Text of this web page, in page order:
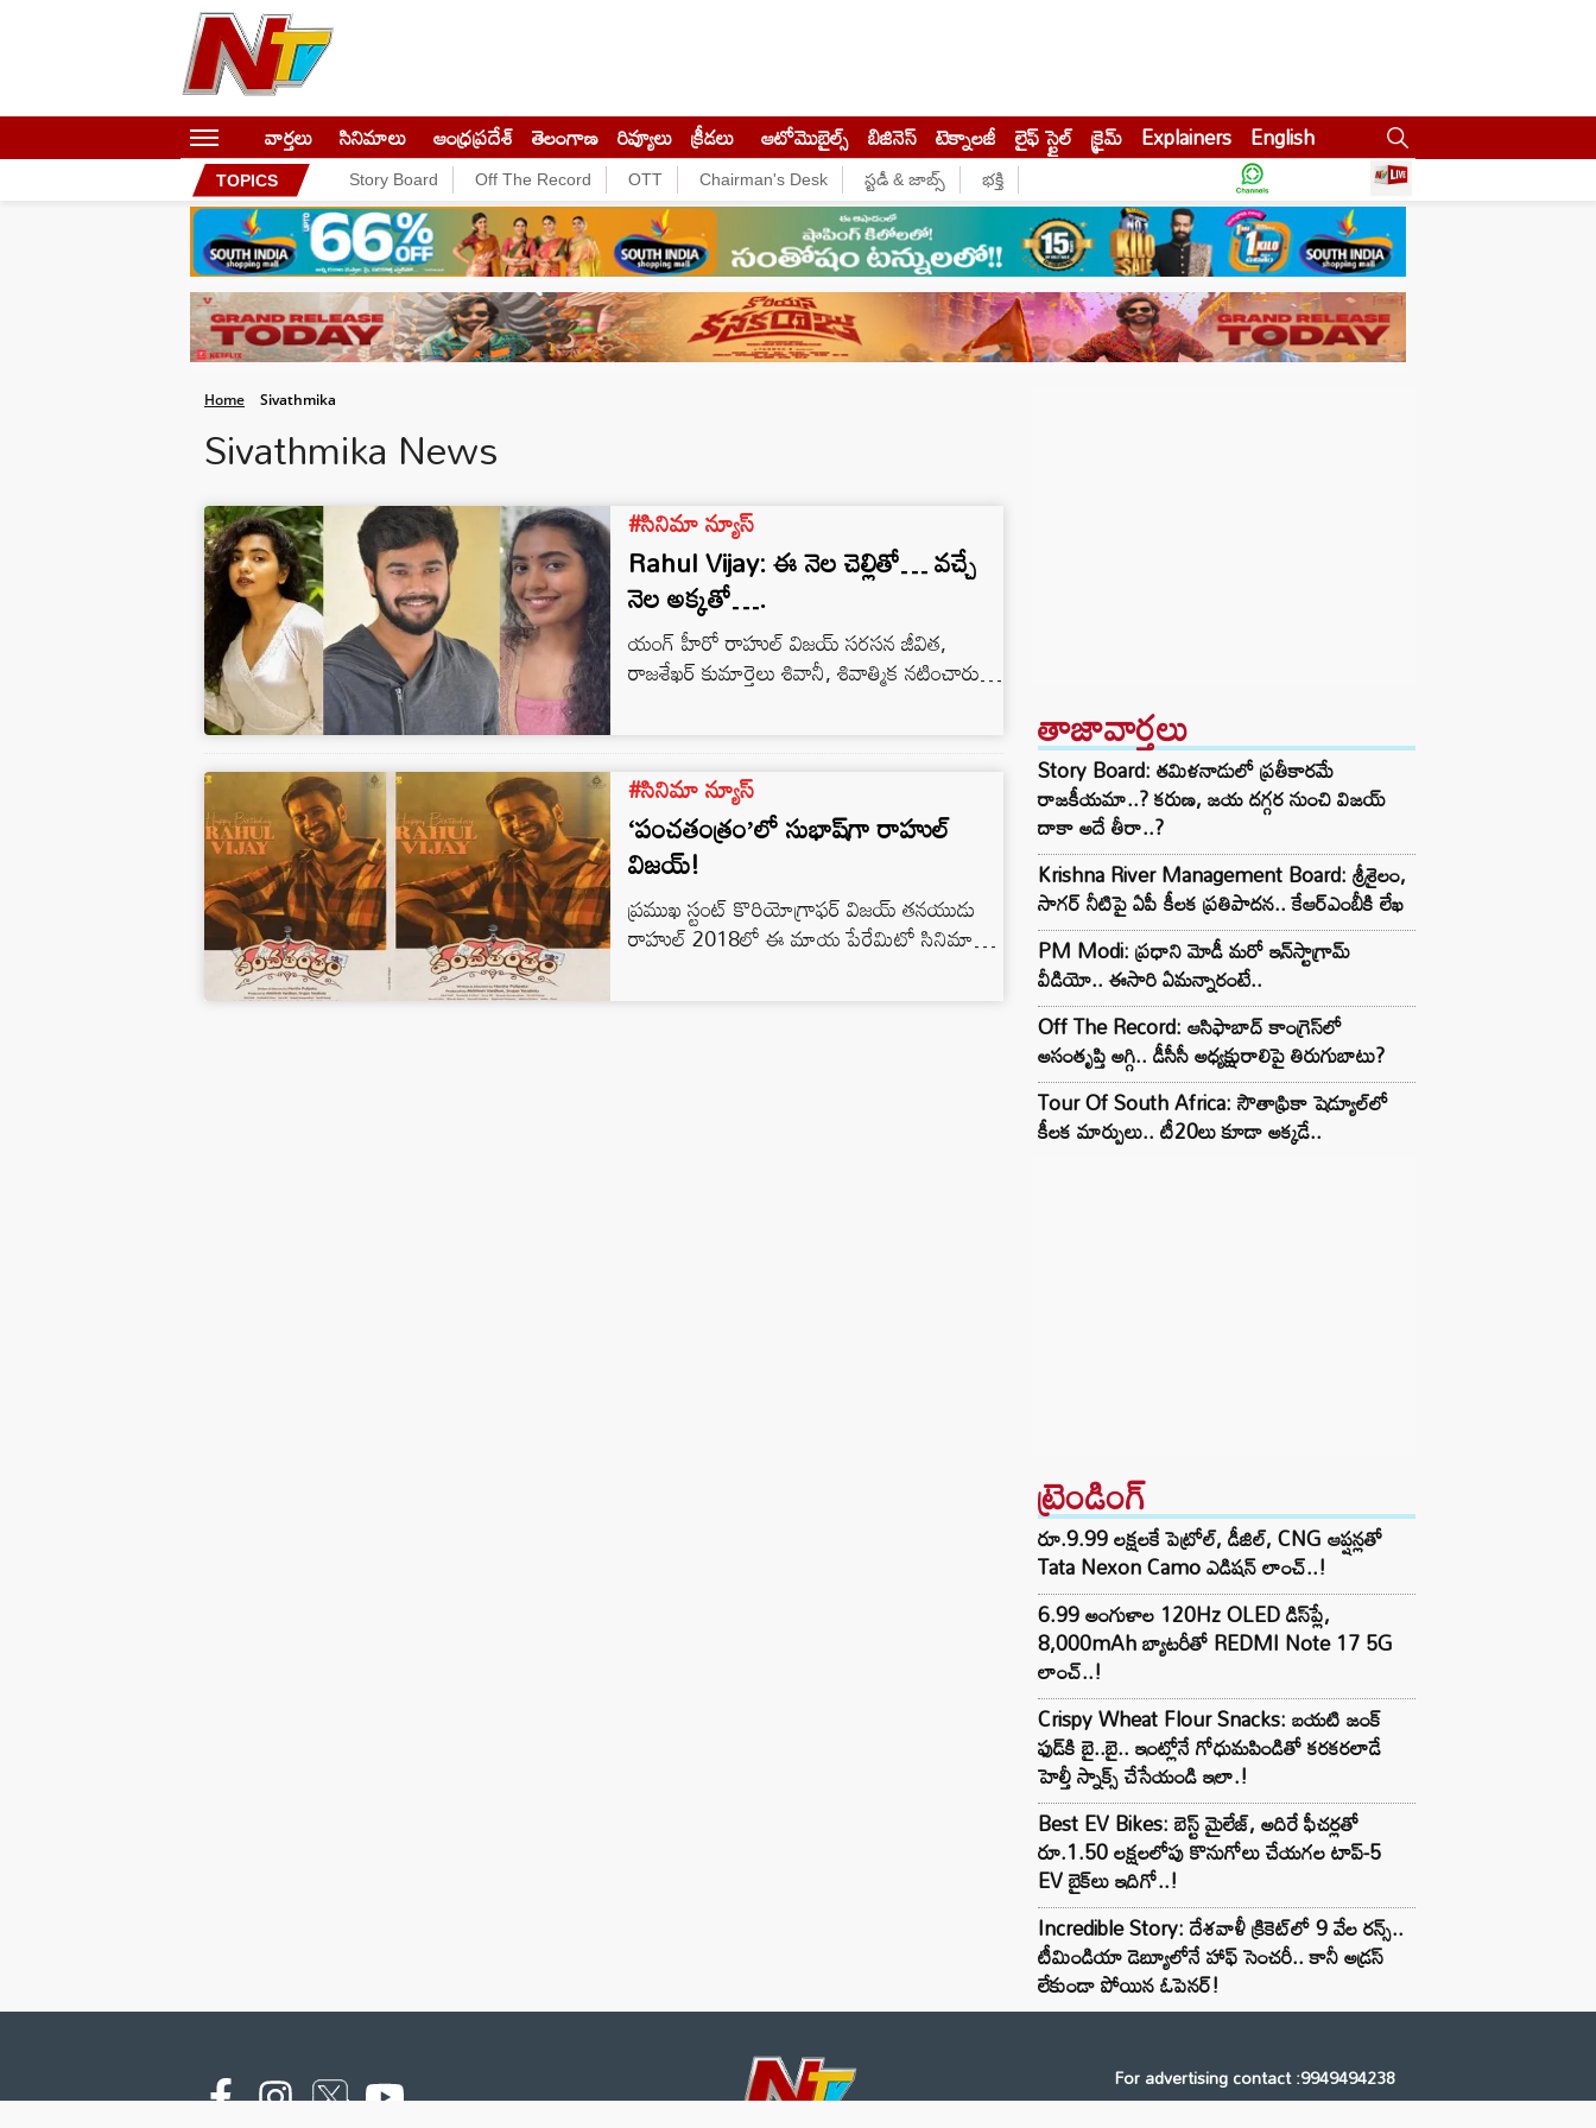
వార్తలు సినిమాలు ఆంధ్రప్రదేశ్ తెలంగాణ రివ్యూలు క్రీడలు ఆటోమొబైల్స్ బిజినెస్‌ టెక్నాలజీ లైఫ్ స్టైల్ క్రైమ్ Explainers English
TOPICS Story Board Off The Record OTT Chairman's Desk స్టడీ & జాబ్స్ భక్తి
Home Sivathmika
Sivathmika News
#సినిమా న్యూస్
Rahul Vijay: ఈ నెల చెల్లితో… వచ్చే
నెల అక్కతో….
యంగ్ హీరో రాహుల్ విజయ్ సరసన జీవిత,
రాజశేఖర్ కుమార్తెలు శివానీ, శివాత్మిక నటించారు.
#సినిమా న్యూస్
‘పంచతంత్రం’లో సుభాష్‌గా రాహుల్
విజయ్!
ప్ర‌ముఖ స్టంట్ కొరియోగ్రాఫ‌ర్ విజ‌య్ త‌న‌యుడు
రాహుల్ 2018లో ఈ మాయ పేరేమిటో సినిమాతో
తాజావార్తలు
Story Board: తమిళనాడులో ప్రతీకారమే
రాజకీయమా..? కరుణ, జయ దగ్గర నుంచి విజయ్
దాకా అదే తీరా..?
Krishna River Management Board: శ్రీశైలం,
సాగర్ నీటిపై ఏపీ కీలక ప్రతిపాదన.. కేఆర్ఎంబీకి లేఖ
PM Modi: ప్రధాని మోడీ మరో ఇన్‌స్టాగ్రామ్
వీడియో.. ఈసారి ఏమన్నారంటే..
Off The Record: ఆసిఫాబాద్ కాంగ్రెస్‌లో
అసంతృప్తి అగ్గి.. డీసీసీ అధ్యక్షురాలిపై తిరుగుబాటు?
Tour Of South Africa: సౌతాఫ్రికా షెడ్యూల్‌లో
కీలక మార్పులు.. టీ20లు కూడా అక్కడే..
ట్రెండింగ్‌
రూ.9.99 లక్షలకే పెట్రోల్, డీజిల్, CNG ఆప్షన్లతో
Tata Nexon Camo ఎడిషన్ లాంచ్..!
6.99 అంగుళాల 120Hz OLED డిస్‌ప్లే,
8,000mAh బ్యాటరీతో REDMI Note 17 5G
లాంచ్..!
Crispy Wheat Flour Snacks: బయటి జంక్
ఫుడ్‌కి బై..బై.. ఇంట్లోనే గోధుమపిండితో కరకరలాడే
హెల్తీ స్నాక్స్ చేసేయండి ఇలా.!
Best EV Bikes: బెస్ట్ మైలేజ్, అదిరే ఫీచర్లతో
రూ.1.50 లక్షలలోపు కొనుగోలు చేయగల టాప్-5
EV బైక్‌లు ఇదిగో..!
Incredible Story: దేశవాళీ క్రికెట్‌లో 9 వేల రన్స్..
టీమిండియా డెబ్యూలోనే హాఫ్ సెంచరీ.. కానీ అడ్రస్
లేకుండా పోయిన ఓపెనర్!
For advertising contact :9949494238
Email: digital@ntvnetwork.com